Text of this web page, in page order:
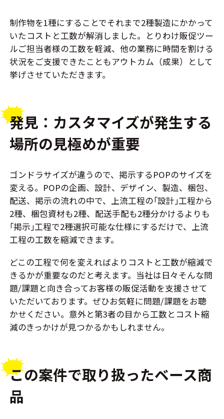
制作物を1種にすることでそれまで2種製造にかかって
いたコストと工数が解消しました。とりわけ販促ツー
ルご担当者様の工数を軽減、他の業務に時間を割ける
状況をご支援できたこともアウトカム（成果）として
挙げさせていただきます。
発見：カスタマイズが発生する
場所の見極めが重要
ゴンドラサイズが違うので、掲示するPOPのサイズを
変える。POPの企画、設計、デザイン、製造、梱包、
配送、掲示の流れの中で、上流工程の｢設計｣工程から
2種、梱包資材も2種、配送手配も2種分かけるよりも
｢掲示｣工程で2種選択可能な仕様にするだけで、上流
工程の工数を縮減できます。
どこの工程で何を変えればよりコストと工数が縮減で
きるかが重要なのだと考えます。当社は日々そんな問
題/課題と向き合ってお客様の販促活動を支援させて
いただいております。ぜひお気軽に問題/課題をお聴
かせください。意外と第3者の目から工数とコスト縮
減のきっかけが見つかるかもしれません。
この案件で取り扱ったベース商
品